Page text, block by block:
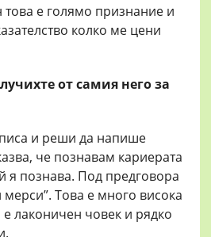
това е голямо признание и
колко ме цени
от самия него за
и реши да напише
че познавам кариерата
я познава. Под предговора
Това е много висока
лаконичен човек и рядко